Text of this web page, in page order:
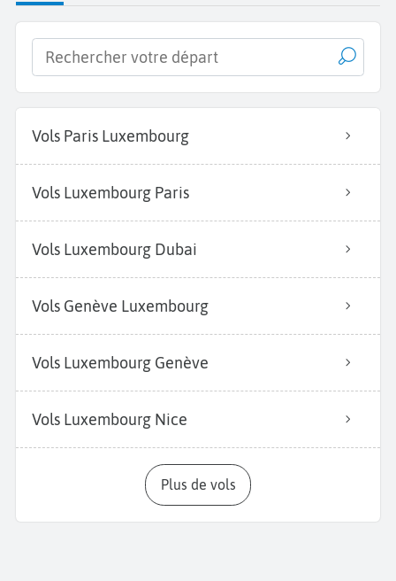
Vols Paris Luxembourg
Vols Luxembourg Paris
Vols Luxembourg Dubai
Vols Genève Luxembourg
Vols Luxembourg Genève
Vols Luxembourg Nice
Plus de vols